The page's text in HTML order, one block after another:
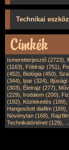
Technikai
Ismeretterjesztő (2723),
(1163), Földrajz (751),
(452), Biológia (450),
(344), Ipar (324), Ifjúsági
(303), Életrajz (277),
(229), Irodalom (200),
(192), Közlekedés (189),
Hangosított diafilm (169),
Növénytan (168),
Technikatörténet (129),